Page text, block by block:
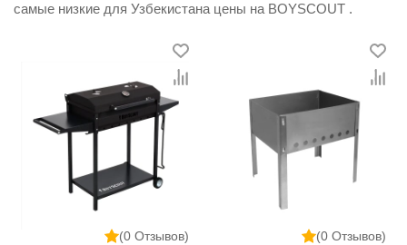
самые низкие для Узбекистана цены на BOYSCOUT .
(0 Отзывов)
(0 Отзывов)